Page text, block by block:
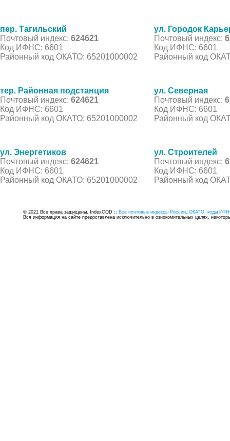
пер. Тагильский
Почтовый индекс: 624621
Код ИФНС: 6601
Районный код ОКАТО: 65201000002
ул. Городок
Почтовый индекс:
Код ИФНС: 6601
Районный код
тер. Районная подстанция
Почтовый индекс: 624621
Код ИФНС: 6601
Районный код ОКАТО: 65201000002
ул. Северная
Почтовый индекс:
Код ИФНС: 6601
Районный код
ул. Энергетиков
Почтовый индекс: 624621
Код ИФНС: 6601
Районный код ОКАТО: 65201000002
ул. Строителей
Почтовый индекс:
Код ИФНС: 6601
Районный код
© 2021 Все права защищены. IndexCOD :: Все почтовые индексы России, ОКАТО, коды
Вся информация на сайте предоставлена исключительно в ознокомительных целях,